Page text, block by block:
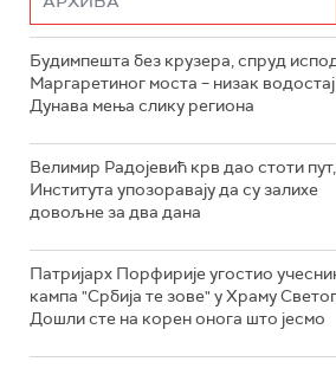
Будимпешта без крузера, спруд
Маргаретиног моста – низак водостај
Дунава мења слику региона
Велимир Радојевић крв дао стоти
Института упозоравају да су залихе
довољне за два дана
Патријарх Порфирије угостио
кампа "Србија те зове" у Храму
Дошли сте на корен онога што јесмо